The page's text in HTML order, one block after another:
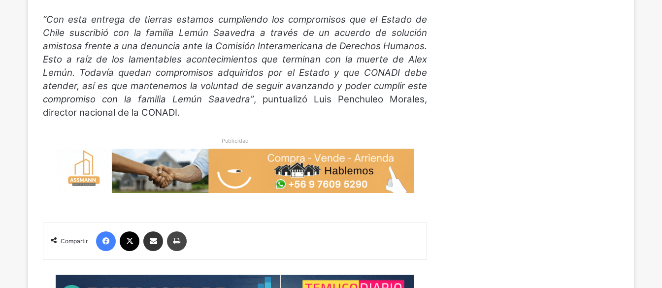
“Con esta entrega de tierras estamos cumpliendo los compromisos que el Estado de
Chile suscribió con la familia Lemún Saavedra a través de un acuerdo de solución
amistosa frente a una denuncia ante la Comisión Interamericana de Derechos Humanos.
Esto a raíz de los lamentables acontecimientos que terminan con la muerte de Alex
Lemún. Todavía quedan compromisos adquiridos por el Estado y que CONADI debe
atender, así es que mantenemos la voluntad de seguir avanzando y poder cumplir este
compromiso con la familia Lemún Saavedra”, puntualizó Luis Penchuleo Morales,
director nacional de la CONADI.
Publicidad
Compartir